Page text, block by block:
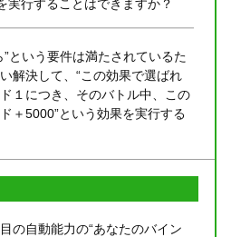
実行することはできますか？
”という要件は満たされているた
解決して、“この効果で選ばれ
１につき、そのバトル中、この
＋5000”という効果を実行する
の自動能力の“あなたのバイン